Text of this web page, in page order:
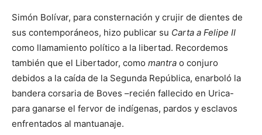
Simón Bolívar, para consternación y crujir de dientes de
sus contemporáneos, hizo publicar su Carta a Felipe II
como llamamiento político a la libertad. Recordemos
también que el Libertador, como mantra o conjuro
debidos a la caída de la Segunda República, enarboló la
bandera corsaria de Boves –recién fallecido en Urica-
para ganarse el fervor de indígenas, pardos y esclavos
enfrentados al mantuanaje.